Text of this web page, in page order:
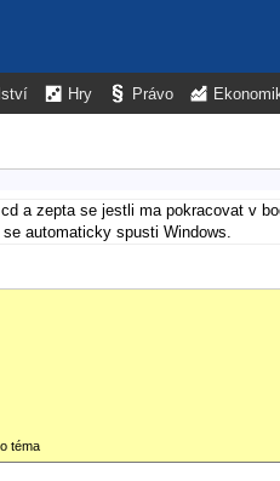
Hry Právo
a zepta se jestli ma pokracovat v
automaticky spusti Windows.
téma